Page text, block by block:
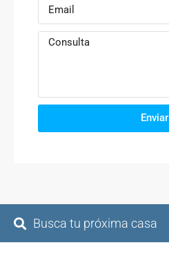
Enviar
Busca tu próxima casa